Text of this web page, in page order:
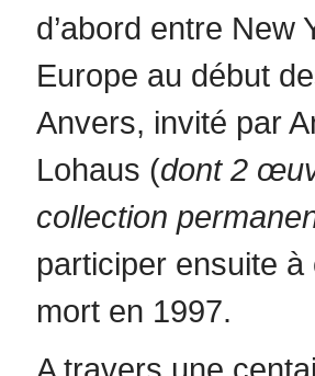
d’abord entre New
Europe au début
Anvers, invité par
Lohaus (dont 2
collection
participer ensuite
mort en 1997.